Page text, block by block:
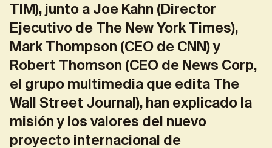
TIM), junto a Joe Kahn (Director
Ejecutivo de The New York Times),
Mark Thompson (CEO de CNN) y
Robert Thomson (CEO de News Corp,
el grupo multimedia que edita The
Wall Street Journal), han explicado la
misión y los valores del nuevo
proyecto internacional de